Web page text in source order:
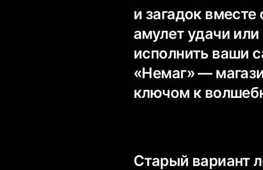
и загадок
амулет удачи
исполнить ваши
«Немаг» —
ключом к
Старый вариант